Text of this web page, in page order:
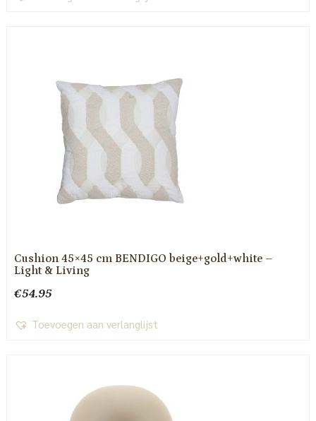
Cushion 45×45 cm BENDIGO beige+gold+white –
Light & Living
€54.95
Toevoegen aan verlanglijst